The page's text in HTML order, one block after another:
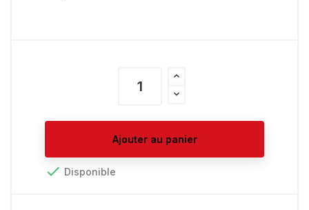
Ajouter au panier
 Disponible